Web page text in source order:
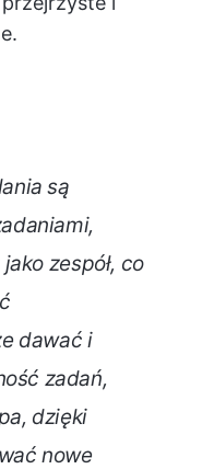
są
zespół, co
dawać i
zadań,
dzięki
nowe